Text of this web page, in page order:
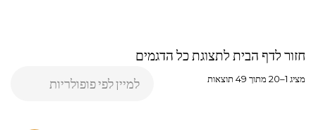
חזור לדף הבית לתצוגת כל הדגמים
מציג 1–40 מתוך 49 תוצאות